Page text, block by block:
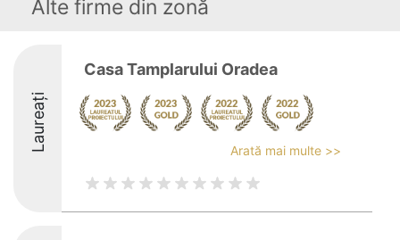
Alte firme din zonă
Laureați
Casa Tamplarului Oradea
Arată mai multe >>